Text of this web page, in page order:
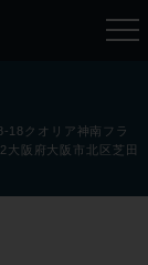
18クオリア神南フラ
阪府大阪市北区芝田